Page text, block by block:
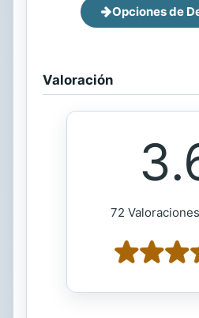
Opciones de
Valoración
72